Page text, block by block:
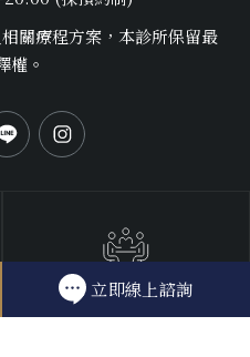
關療程方案，本診所保留最
權。
企業健檢預約
04 2255 2555#168
立即線上諮詢